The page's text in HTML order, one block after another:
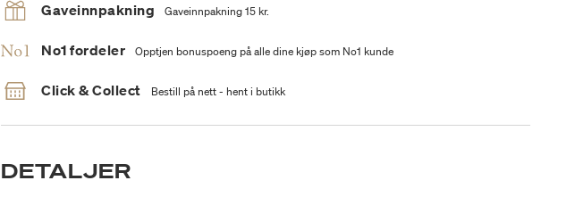
Gaveinnpakning Gaveinnpakning 15 kr.
No1 fordeler Opptjen bonuspoeng på alle dine kjøp som No1 kunde
Click & Collect Bestill på nett - hent i butikk
DETALJER